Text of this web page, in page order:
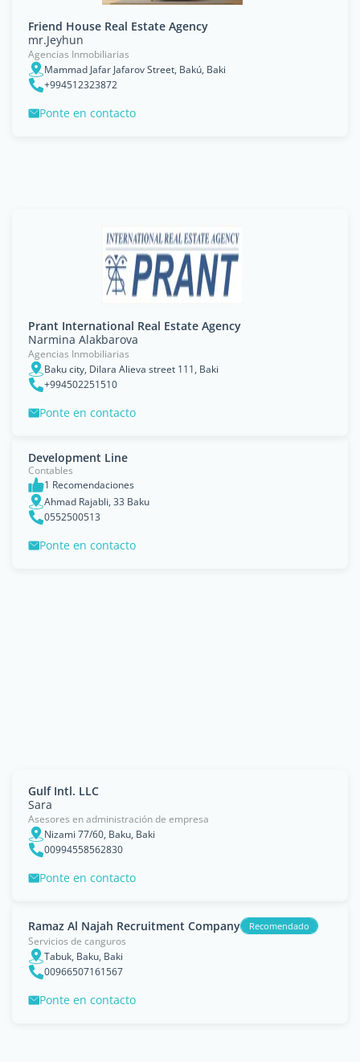
Friend House Real Estate Agency
mr.Jeyhun
Agencias Inmobiliarias
Mammad Jafar Jafarov Street, Bakú, Baki
+994512323872
Ponte en contacto
Prant International Real Estate Agency
Narmina Alakbarova
Agencias Inmobiliarias
Baku city, Dilara Alieva street 111, Baki
+994502251510
Ponte en contacto
Development Line
Contables
1 Recomendaciones
Ahmad Rajabli, 33 Baku
0552500513
Ponte en contacto
Gulf Intl. LLC
Sara
Asesores en administración de empresa
Nizami 77/60, Baku, Baki
00994558562830
Ponte en contacto
Ramaz Al Najah Recruitment Company Recomendado
Servicios de canguros
Tabuk, Baku, Baki
00966507161567
Ponte en contacto